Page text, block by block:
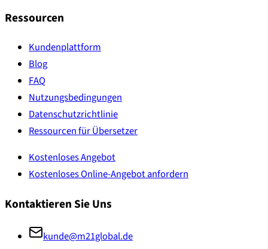
Ressourcen
Kundenplattform
Blog
FAQ
Nutzungsbedingungen
Datenschutzrichtlinie
Ressourcen für Übersetzer
Kostenloses Angebot
Kostenloses Online-Angebot anfordern
Kontaktieren Sie Uns
kunde@m21global.de